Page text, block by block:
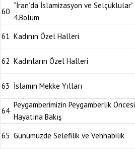
60
“İran’da İslamizasyon ve Selçuklular”
4.Bölüm
61 Kadının Özel Halleri
62 Kadınların Özel Halleri
63 İslamın Mekke Yılları
64
Peygamberimizin Peygamberlik Öncesi
Hayatına Bakış
65 Günümüzde Selefilik ve Vehhabilik